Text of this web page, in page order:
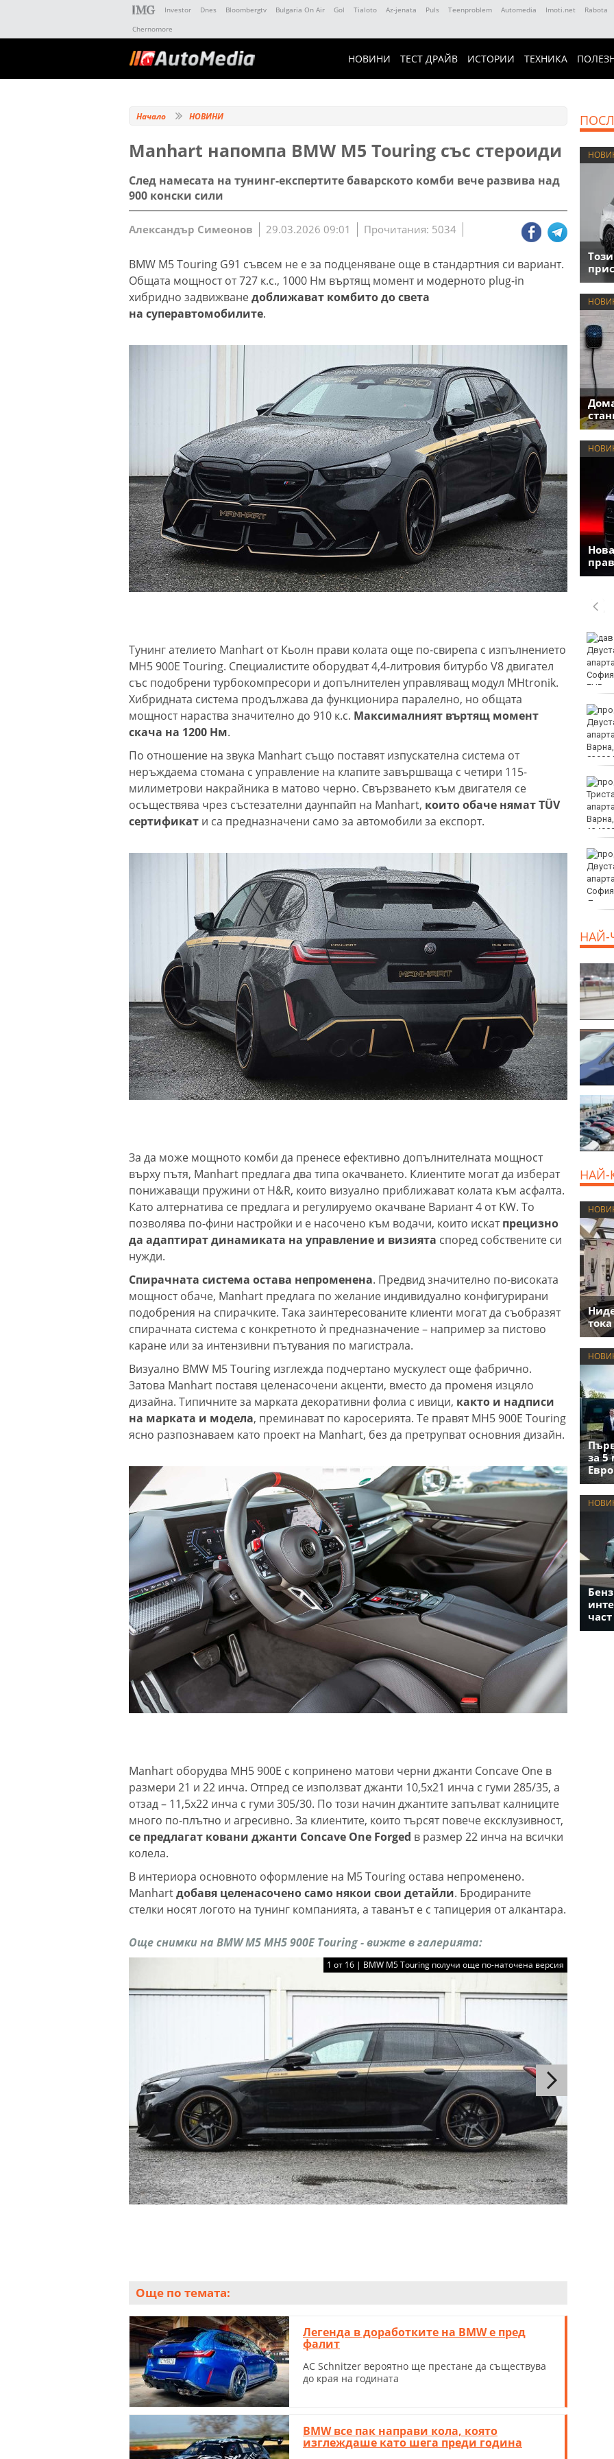
Investor Dnes Bloombergtv Bulgaria On Air Gol Tialoto Az-jenata Puls Teenproblem Automedia Imoti.net Rabota
Chernomore
НОВИНИ ТЕСТ ДРАЙВ ИСТОРИИ ТЕХНИКА
Начало НОВИНИ
Manhart напомпа BMW M5 Touring със стероиди
След намесата на тунинг-експертите баварското комби вече развива над
900 конски сили
Александър Симеонов 29.03.2026 09:01 Прочитания: 5034
BMW M5 Touring G91 съвсем не е за подценяване още в стандартния си вариант.
Общата мощност от 727 к.с., 1000 Нм въртящ момент и модерното plug-in
хибридно задвижванедоближават комбито до света
на суперавтомобилите.
Тунинг ателието Manhart от Кьолн прави колата още по-свирепа с изпълнението
MH5 900E Touring. Специалистите оборудват 4,4-литровия битурбо V8 двигател
със подобрени турбокомпресори и допълнителен управляващ модул MHtronik.
Хибридната система продължава да функционира паралелно, но общата
мощност нараства значително до 910 к.с. Максималният въртящ момент
скача на 1200 Нм.
По отношение на звука Manhart също поставят изпускателна система от
неръждаема стомана с управление на клапите завършваща с четири 115-
милиметрови накрайника в матово черно. Свързването към двигателя се
осъществява чрез състезателни даунпайп на Manhart, които обаче нямат TÜV
сертификат и са предназначени само за автомобили за експорт.
За да може мощното комби да пренесе ефективно допълнителната мощност
върху пътя, Manhart предлага два типа окачването. Клиентите могат да изберат
понижаващи пружини от H&R, които визуално приближават колата към асфалта.
Като алтернатива се предлага и регулируемо окачване Вариант 4 от KW. То
позволява по-фини настройки и е насочено към водачи, които искатпрецизно
да адаптират динамиката на управление и визията според собствените си
нужди.
Спирачната система остава непроменена. Предвид значително по-високата
мощност обаче, Manhart предлага по желание индивидуално конфигурирани
подобрения на спирачките. Така заинтересованите клиенти могат да съобразят
спирачната система с конкретното ѝ предназначение – например за пистово
каране или за интензивни пътувания по магистрала.
Визуално BMW M5 Touring изглежда подчертано мускулест още фабрично.
Затова Manhart поставя целенасочени акценти, вместо да променя изцяло
дизайна. Типичните за марката декоративни фолиа с ивици, както и надписи
на марката и модела, преминават по каросерията. Те правят MH5 900E Touring
ясно разпознаваем като проект на Manhart, без да претрупват основния дизайн.
Manhart оборудва MH5 900E с копринено матови черни джанти Concave One в
размери 21 и 22 инча. Отпред се използват джанти 10,5x21 инча с гуми 285/35, а
отзад – 11,5x22 инча с гуми 305/30. По този начин джантите запълват калниците
много по-плътно и агресивно. За клиентите, които търсят повече ексклузивност,
се предлагат ковани джанти Concave One Forged в размер 22 инча на всички
колела.
В интериора основното оформление на M5 Touring остава непроменено.
Manhartдобавя целенасочено само някои свои детайли. Бродираните
стелки носят логото на тунинг компанията, а таванът е с тапицерия от алкантара.
Още снимки на BMW M5 MH5 900E Touring - вижте в галерията:
1 от 16 | BMW M5 Touring получи още по-наточена версия
Още по темата:
Легенда в доработките на BMW е пред
фалит
AC Schnitzer вероятно ще престане да съществува
до края на годината
BMW все пак направи кола, която
изглеждаше като шега преди година
посланичката на
Украйна у нас
с кол
Турция ограничава
достъпа на част от
търговските кораби до
Черно море
От 9 август цените на
остават само в евро
НАЙ-
НАЙ-
за 5
част